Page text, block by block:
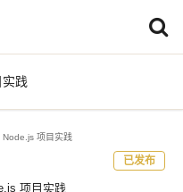
践
Node.js 项目实践
已发布